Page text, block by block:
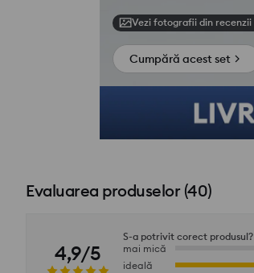
Vezi fotografii din recenzii
Cumpără acest set
Evaluarea produselor(40)
4,9/5
S-a potrivit corect produsul?
mai mică
ideală